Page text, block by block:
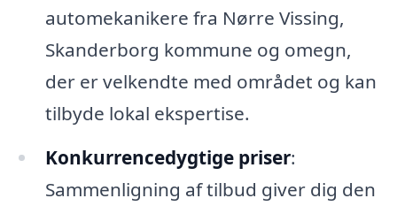
automekanikere fra Nørre Vissing,
Skanderborg kommune og omegn,
der er velkendte med området og kan
tilbyde lokal ekspertise.
Konkurrencedygtige priser:
Sammenligning af tilbud giver dig den